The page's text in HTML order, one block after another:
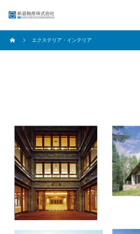
エクステリア・インテリア